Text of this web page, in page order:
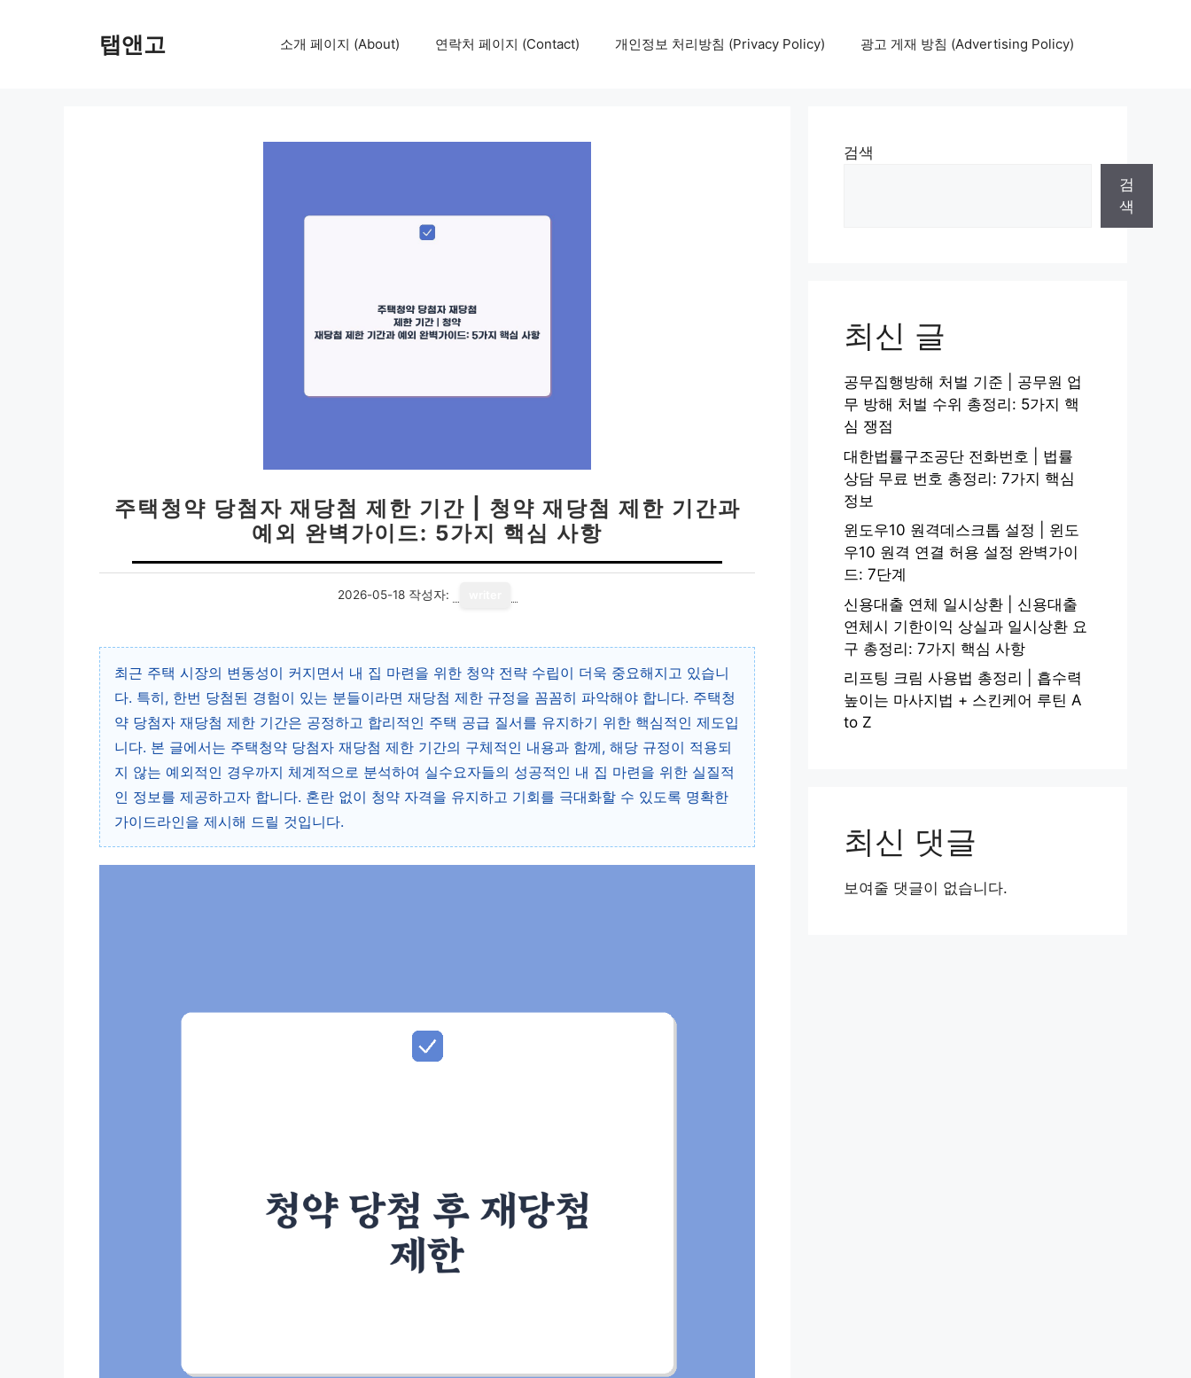
탭앤고 소개 페이지 (About) 연락처 페이지 (Contact) 개인정보 처리방침 (Privacy Policy) 광고 게재 방침 (Advertising Policy)
주택청약 당첨자 재당첨 제한 기간 | 청약 재당첨 제한 기간과
예외 완벽가이드: 5가지 핵심 사항
2026-05-18 작성자:
최근 주택 시장의 변동성이 커지면서 내 집 마련을 위한 청약 전략 수립이 더욱 중요해지고 있습니
다. 특히, 한번 당첨된 경험이 있는 분들이라면 재당첨 제한 규정을 꼼꼼히 파악해야 합니다. 주택청
약 당첨자 재당첨 제한 기간은 공정하고 합리적인 주택 공급 질서를 유지하기 위한 핵심적인 제도입
니다. 본 글에서는 주택청약 당첨자 재당첨 제한 기간의 구체적인 내용과 함께, 해당 규정이 적용되
지 않는 예외적인 경우까지 체계적으로 분석하여 실수요자들의 성공적인 내 집 마련을 위한 실질적
인 정보를 제공하고자 합니다. 혼란 없이 청약 자격을 유지하고 기회를 극대화할 수 있도록 명확한
가이드라인을 제시해 드릴 것입니다.
검색
검
색
최신 글
공무집행방해 처벌 기준 | 공무원 업
무 방해 처벌 수위 총정리: 5가지 핵
심 쟁점
대한법률구조공단 전화번호 | 법률
상담 무료 번호 총정리: 7가지 핵심
정보
윈도우10 원격데스크톱 설정 | 윈도
우10 원격 연결 허용 설정 완벽가이
드: 7단계
신용대출 연체 일시상환 | 신용대출
연체시 기한이익 상실과 일시상환 요
구 총정리: 7가지 핵심 사항
리프팅 크림 사용법 총정리 | 흡수력
높이는 마사지법 + 스킨케어 루틴 A
to Z
최신 댓글
보여줄 댓글이 없습니다.